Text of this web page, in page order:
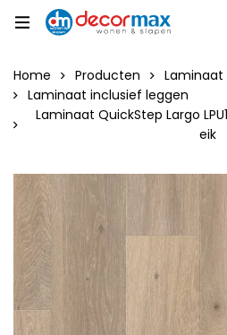
Home Producten
Laminaat
Laminaat inclusief leggen
Laminaat QuickStep Largo
eik